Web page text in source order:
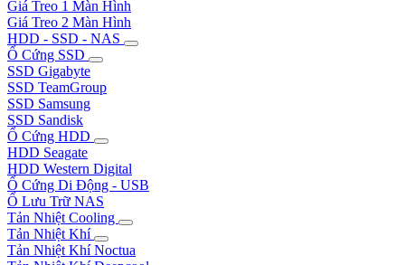
Giá Treo 1 Màn Hình
Giá Treo 2 Màn Hình
HDD - SSD - NAS
Ổ Cứng SSD
SSD Gigabyte
SSD TeamGroup
SSD Samsung
SSD Sandisk
Ổ Cứng HDD
HDD Seagate
HDD Western Digital
Ổ Cứng Di Động - USB
Ổ Lưu Trữ NAS
Tản Nhiệt Cooling
Tản Nhiệt Khí
Tản Nhiệt Khí Noctua